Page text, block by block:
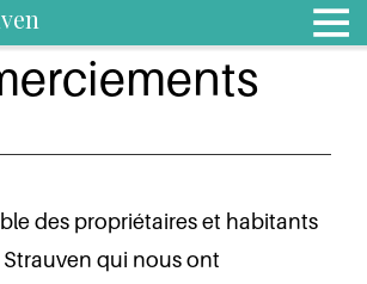
des propriétaires et habitants
qui nous ont